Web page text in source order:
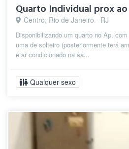
Quarto Individual prox
Centro, Rio de Janeiro - RJ
Disponibilizando um quarto no Ap,
uma de solteiro (posteriormente terá
e ar condicionado na sa...
Qualquer sexo